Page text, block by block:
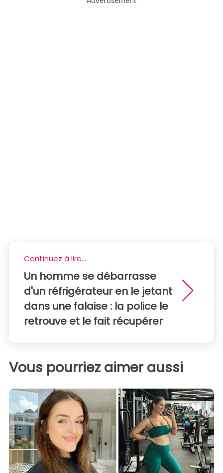
Continuez à lire...
Un homme se débarrasse
d'un réfrigérateur en le jetant
dans une falaise : la police le
retrouve et le fait récupérer
Vous pourriez aimer aussi